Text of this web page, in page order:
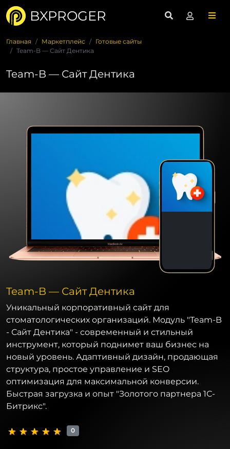
BXPROGER
Главная Маркетплейс
Готовые сайты
Team-B — Сайт Дентика
Team-B — Сайт Дентика
Team-B — Сайт Дентика
Уникальный корпоративный сайт для
стоматологических организаций. Модуль "Team-B
- Сайт Дентика" - современный и стильный
инструмент, который поднимет ваш бизнес на
новый уровень. Адаптивный дизайн, продающая
структура, простое управление и SEO
оптимизация для максимальной конверсии.
Быстрая загрузка и опыт "Золотого партнера 1С-
Битрикс".
0